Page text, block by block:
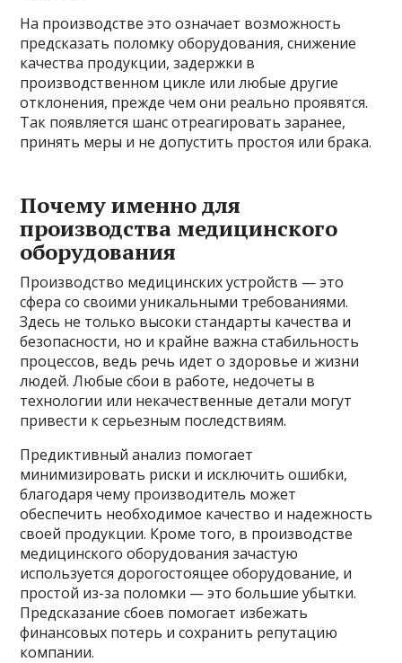
На производстве это означает возможность
предсказать поломку оборудования, снижение
качества продукции, задержки в
производственном цикле или любые другие
отклонения, прежде чем они реально проявятся.
Так появляется шанс отреагировать заранее,
принять меры и не допустить простоя или брака.
Почему именно для
производства медицинского
оборудования
Производство медицинских устройств — это
сфера со своими уникальными требованиями.
Здесь не только высоки стандарты качества и
безопасности, но и крайне важна стабильность
процессов, ведь речь идет о здоровье и жизни
людей. Любые сбои в работе, недочеты в
технологии или некачественные детали могут
привести к серьезным последствиям.
Предиктивный анализ помогает
минимизировать риски и исключить ошибки,
благодаря чему производитель может
обеспечить необходимое качество и надежность
своей продукции. Кроме того, в производстве
медицинского оборудования зачастую
используется дорогостоящее оборудование, и
простой из-за поломки — это большие убытки.
Предсказание сбоев помогает избежать
финансовых потерь и сохранить репутацию
компании.